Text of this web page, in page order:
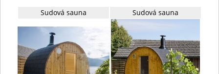
Sudová sauna Sudová sauna